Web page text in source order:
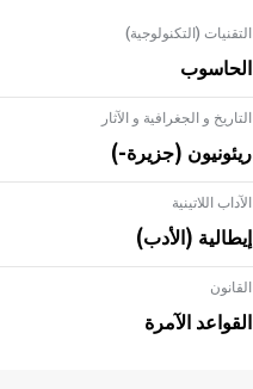
التقنيات (التكنولوجية)
الحاسوب
التاريخ و الجغرافية و الآثار
ريئونيون (جزيرة-)
الآداب اللاتينية
إيطالية (الأدب)
القانون
القواعد الآمرة
- هل تعلم أن الأبلق نوع من
الهندسية التي ارتبطت بالعمارة
في بلاد الشام ومصر خاصة، حيث